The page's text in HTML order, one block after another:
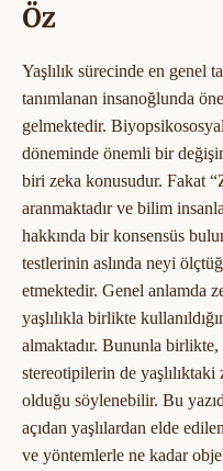
Öz
Yaşlılık sürecinde en genel
tanımlanan insanoğlunda
gelmektedir.
döneminde önemli bir
biri zeka konusudur. Fakat
aranmaktadır ve bilim
hakkında bir konsensüs
testlerinin aslında neyi
etmektedir. Genel anlamda
yaşlılıkla birlikte
almaktadır. Bununla birlikte,
stereotipilerin de
olduğu söylenebilir. Bu
açıdan yaşlılardan elde
ve yöntemlerle ne kadar